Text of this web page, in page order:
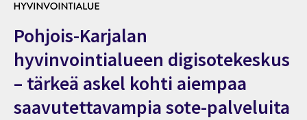
Pohjois-Karjalan
hyvinvointialueen digisotekeskus
– tärkeä askel kohti aiempaa
saavutettavampia sote-palveluita